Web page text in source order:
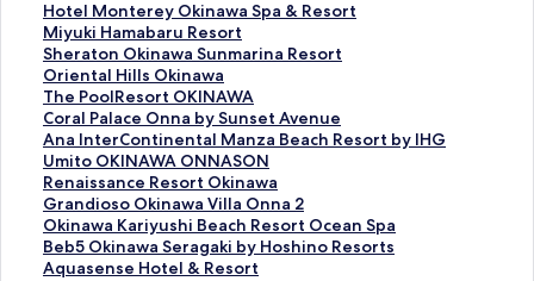
l
l
的
連
結
連
結
t
e
l
O
k
i
n
a
w
a
N
a
g
e
i
O
k
i
n
a
w
a
N
a
k
a
n
i
O
k
i
n
a
w
a
的
連
結
a
t
i
o
n
O
k
i
n
a
w
a
2
a
s
t
a
r
r
y
f
o
r
e
s
t
i
O
c
e
a
n
R
e
s
o
r
t
O
a
n
S
e
a
P
a
r
k
H
o
t
e
l
e
a
Y
A
K
A
的
連
結
a
n
d
i
o
s
o
O
k
i
n
a
w
k
i
n
a
w
a
K
a
r
i
y
u
s
Hotel Monterey Okinawa Spa & Resort
H
o
t
e
l
M
o
n
t
e
r
e
y
Miyuki Hamabaru Resort
M
i
y
u
k
i
H
a
m
a
b
a
Sheraton Okinawa Sunmarina Resort
S
h
e
r
a
t
o
n
O
k
i
Oriental Hills Okinawa
O
r
i
e
n
t
a
l
H
i
The PoolResort OKINAWA
T
h
e
P
o
o
l
R
e
Coral Palace Onna by Sunset Avenue
C
o
r
a
l
P
a
l
Ana InterContinental Manza Beach Resort by IHG
A
n
a
I
n
t
e
Umito OKINAWA ONNASON
U
m
i
t
o
O
Renaissance Resort Okinawa
R
e
n
a
i
Grandioso Okinawa Villa Onna 2
G
r
a
n
Okinawa Kariyushi Beach Resort Ocean Spa
O
k
i
Beb5 Okinawa Seragaki by Hoshino Resorts
B
e
Aquasense Hotel & Resort
A